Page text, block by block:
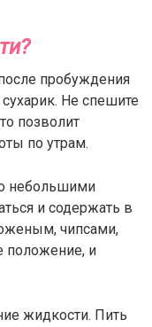
пробуждения
Не спешите
позволит
по утрам.
небольшими
и содержать в
чипсами,
положение, и
жидкости. Пить